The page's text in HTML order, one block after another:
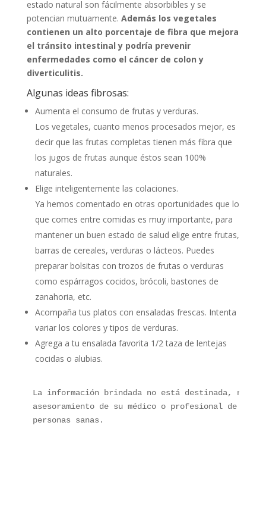
estado natural son fácilmente absorbibles y se
potencian mutuamente. Además los vegetales
contienen un alto porcentaje de fibra que mejora
el tránsito intestinal y podría prevenir
enfermedades como el cáncer de colon y
diverticulitis.
Algunas ideas fibrosas:
Aumenta el consumo de frutas y verduras.
Los vegetales, cuanto menos procesados mejor, es
decir que las frutas completas tienen más fibra que
los jugos de frutas aunque éstos sean 100%
naturales.
Elige inteligentemente las colaciones.
Ya hemos comentado en otras oportunidades que lo
que comes entre comidas es muy importante, para
mantener un buen estado de salud elige entre frutas,
barras de cereales, verduras o lácteos. Puedes
preparar bolsitas con trozos de frutas o verduras
como espárragos cocidos, brócoli, bastones de
zanahoria, etc.
Acompaña tus platos con ensaladas frescas. Intenta
variar los colores y tipos de verduras.
Agrega a tu ensalada favorita 1/2 taza de lentejas
cocidas o alubias.
La información brindada no está destinada, ni
asesoramiento de su médico o profesional de la
personas sanas.